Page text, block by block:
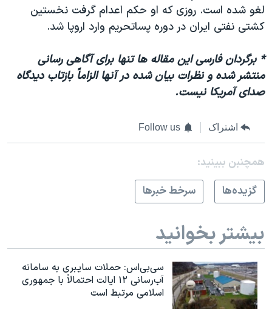
لغو شده است. روزی که او حکم اعدام گرفت نخستین
کشتی نفتی ایران در دوره پساتحریم وارد اروپا شد.
* برگردان فارسی این مقاله ها تنها برای آگاهی رسانی
منتشر شده و نظرات بیان شده در آنها الزاماً بازتاب دیدگاه
صدای آمریکا نیست.
اشتراک Follow us
همچنبن ببینید:
گزيده‌ها
سرخط خبرها
بیشتر بخوانید
سی‌بی‌اس: حملات سایبری به سامانه
آب‌رسانی ۱۲ ایالت احتمالاً با جمهوری
اسلامی مرتبط است